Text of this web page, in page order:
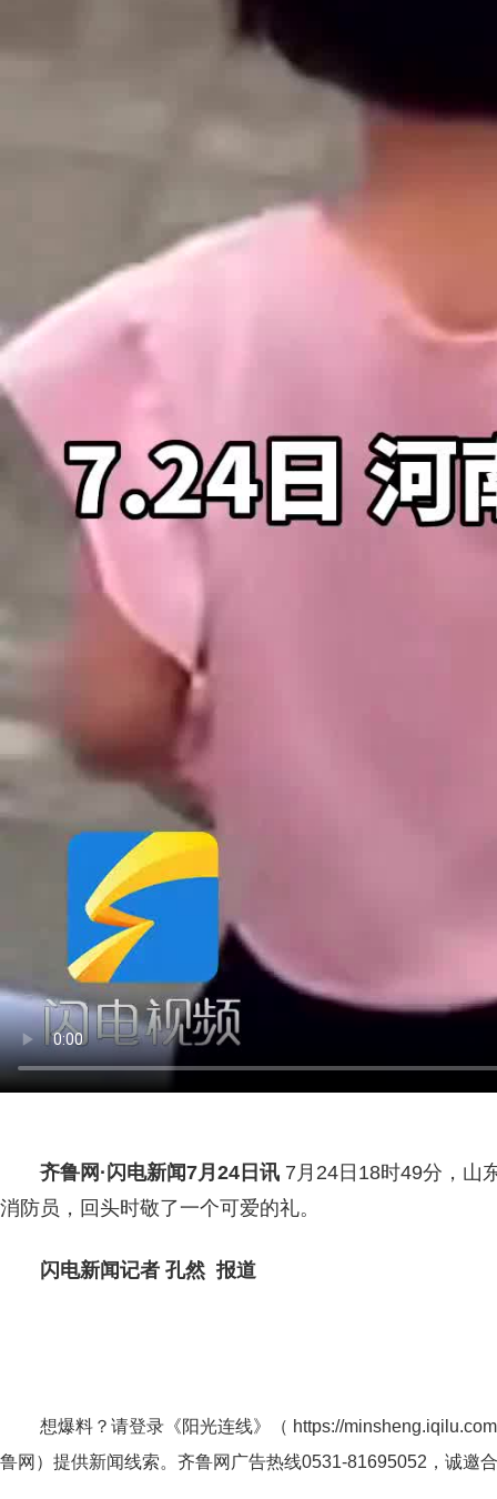
齐鲁网 ·闪电新闻7月24日讯 7月24日18时49分，山
消防员，回头时敬了一个可爱的礼。
闪电新闻记者 孔然 报道
想爆料？请登录《阳光连线》（ https://
鲁网 ）提供新闻线索。齐鲁网广告热线0531-81695052 ，诚邀